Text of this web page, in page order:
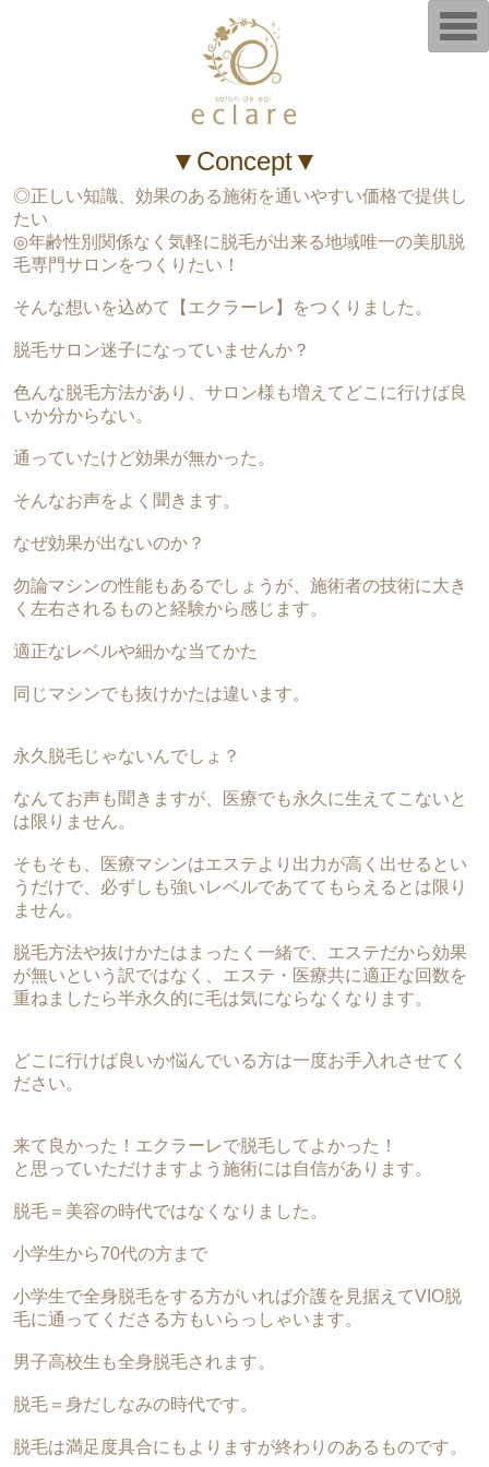
▼Concept▼
◎正しい知識、効果のある施術を通いやすい価格で提供し
たい
◎年齢性別関係なく気軽に脱毛が出来る地域唯一の美肌脱
毛専門サロンをつくりたい！
そんな想いを込めて【エクラーレ】をつくりました。
脱毛サロン迷子になっていませんか？
色んな脱毛方法があり、サロン様も増えてどこに行けば良
いか分からない。
通っていたけど効果が無かった。
そんなお声をよく聞きます。
なぜ効果が出ないのか？
勿論マシンの性能もあるでしょうが、施術者の技術に大き
く左右されるものと経験から感じます。
適正なレベルや細かな当てかた
同じマシンでも抜けかたは違います。
永久脱毛じゃないんでしょ？
なんてお声も聞きますが、医療でも永久に生えてこないと
は限りません。
そもそも、医療マシンはエステより出力が高く出せるとい
うだけで、必ずしも強いレベルであててもらえるとは限り
ません。
脱毛方法や抜けかたはまったく一緒で、エステだから効果
が無いという訳ではなく、エステ・医療共に適正な回数を
重ねましたら半永久的に毛は気にならなくなります。
どこに行けば良いか悩んでいる方は一度お手入れさせてく
ださい。
来て良かった！エクラーレで脱毛してよかった！
と思っていただけますよう施術には自信があります。
脱毛＝美容の時代ではなくなりました。
小学生から70代の方まで
小学生で全身脱毛をする方がいれば介護を見据えてVIO脱
毛に通ってくださる方もいらっしゃいます。
男子高校生も全身脱毛されます。
脱毛＝身だしなみの時代です。
脱毛は満足度具合にもよりますが終わりのあるものです。
T
o
g
a
i
o